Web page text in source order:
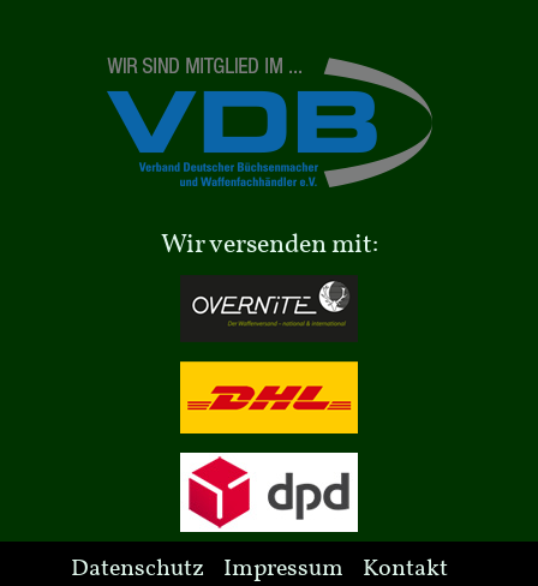
Wir versenden mit:
Datenschutz Impressum Kontakt